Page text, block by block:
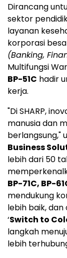
Dirancang
sektor
layanan
korporasi
(Banking,
Multifungsi
BP-51C hadir
kerja.
"Di SHARP,
manusia dan
berlangsung,"
Business
lebih dari 50
BP-71C, BP-
mendukung
lebih baik,
‘Switch to
langkah
lebih